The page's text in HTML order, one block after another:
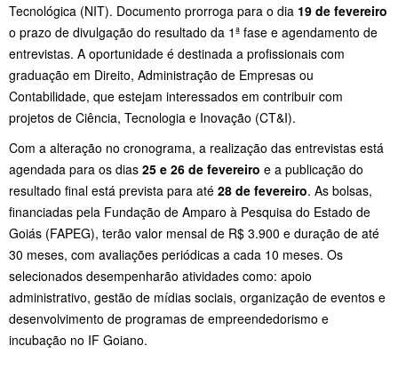
Tecnológica (NIT). Documento prorroga para o dia 19 de fevereiro
o prazo de divulgação do resultado da 1ª fase e agendamento de
entrevistas. A oportunidade é destinada a profissionais com
graduação em Direito, Administração de Empresas ou
Contabilidade, que estejam interessados em contribuir com
projetos de Ciência, Tecnologia e Inovação (CT&I).
Com a alteração no cronograma, a realização das entrevistas está
agendada para os dias 25 e 26 de fevereiro e a publicação do
resultado final está prevista para até 28 de fevereiro. As bolsas,
financiadas pela Fundação de Amparo à Pesquisa do Estado de
Goiás (FAPEG), terão valor mensal de R$ 3.900 e duração de até
30 meses, com avaliações periódicas a cada 10 meses. Os
selecionados desempenharão atividades como: apoio
administrativo, gestão de mídias sociais, organização de eventos e
desenvolvimento de programas de empreendedorismo e
incubação no IF Goiano.